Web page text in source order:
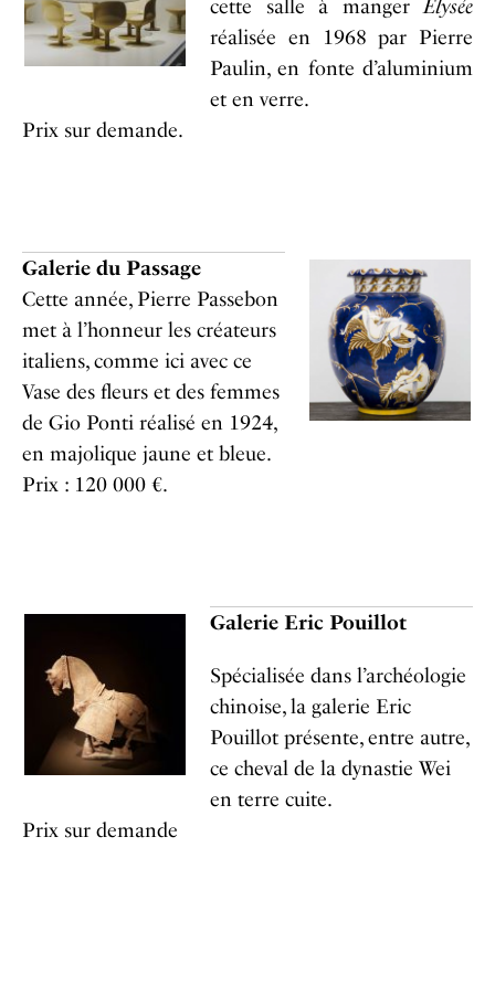
cette salle à mangerElysée
réalisée en 1968 par Pierre
Paulin, en fonte d’aluminium
et en verre.
Prix sur demande.
Galerie du Passage
Cette année, Pierre Passebon
met à l’honneur les créateurs
italiens, comme ici avec ce
Vase des fleurs et des femmes
de Gio Ponti réalisé en 1924,
en majolique jaune et bleue.
Prix : 120 000 €.
Galerie Eric Pouillot
Spécialisée dans l’archéologie
chinoise, la galerie Eric
Pouillot présente, entre autre,
ce cheval de la dynastie Wei
en terre cuite.
Prix sur demande